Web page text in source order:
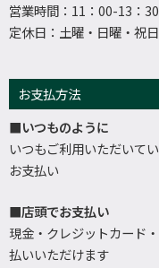
営業時間：11：00-13：30
定休日：土曜・日曜・祝
お支払方法
■いつものように
いつもご利用いただいて
お支払い
■店頭でお支払い
現金・クレジットカード
払いいただけます